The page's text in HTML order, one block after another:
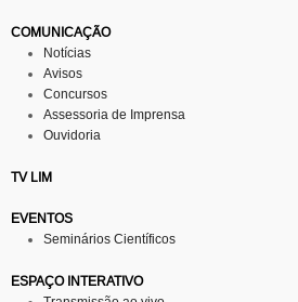
COMUNICAÇÃO
Notícias
Avisos
Concursos
Assessoria de Imprensa
Ouvidoria
TV LIM
EVENTOS
Seminários Científicos
ESPAÇO INTERATIVO